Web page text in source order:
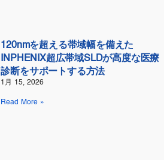
120nmを超える帯域幅を備えた
INPHENIX超広帯域SLDが高度な医療
診断をサポートする方法
1月 15, 2026
Read More »